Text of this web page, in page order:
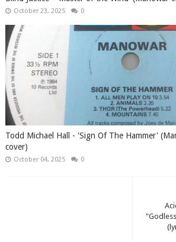
October 23, 2025 0
Todd Michael Hall - 'Sign Of The Hammer'
cover)
October 04, 2025 0